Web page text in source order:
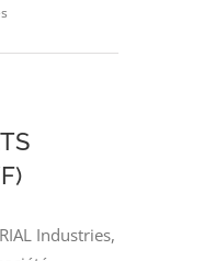
AVEVA
Industries,